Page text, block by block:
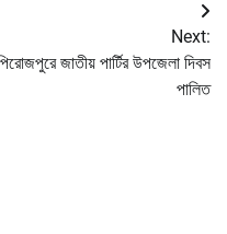
Next:
জাতীয় পার্টির উপজেলা দিবস
পালিত